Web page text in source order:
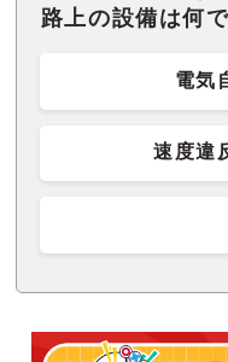
路上の設備は何
電気
速度違